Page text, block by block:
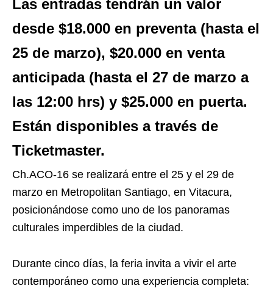
Las entradas tendrán un valor
desde $18.000 en preventa (hasta el
25 de marzo), $20.000 en venta
anticipada (hasta el 27 de marzo a
las 12:00 hrs) y $25.000 en puerta.
Están disponibles a través de
Ticketmaster.
Ch.ACO-16 se realizará entre el 25 y el 29 de
marzo en Metropolitan Santiago, en Vitacura,
posicionándose como uno de los panoramas
culturales imperdibles de la ciudad.
Durante cinco días, la feria invita a vivir el arte
contemporáneo como una experiencia completa: